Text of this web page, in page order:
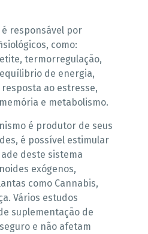
responsável por
como:
termorregulação,
de energia,
ao estresse,
e metabolismo.
é produtor de seus
é possível estimular
deste sistema
exógenos,
como Cannabis,
Vários estudos
suplementação de
e não afetam